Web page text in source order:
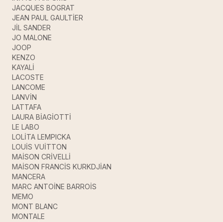
JACQUES BOGRAT
JEAN PAUL GAULTİER
JİL SANDER
JO MALONE
JOOP
KENZO
KAYALİ
LACOSTE
LANCOME
LANVİN
LATTAFA
LAURA BİAGİOTTİ
LE LABO
LOLİTA LEMPICKA
LOUİS VUİTTON
MAİSON CRİVELLİ
MAİSON FRANCİS KURKDJİAN
MANCERA
MARC ANTOİNE BARROİS
MEMO
MONT BLANC
MONTALE